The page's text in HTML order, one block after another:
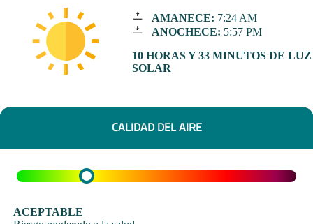
AMANECE: 7:24 AM
ANOCHECE: 5:57 PM
10 HORAS Y 33 MINUTOS DE LUZ
SOLAR
CALIDAD DEL AIRE
ACEPTABLE